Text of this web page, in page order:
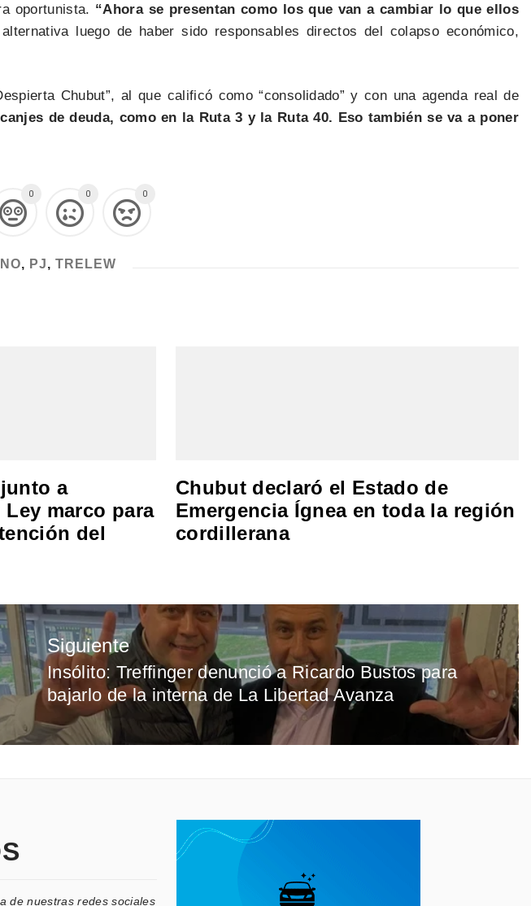
oportunista. “Ahora se presentan como los que van a cambiar lo que ellos
luego de haber sido responsables directos del colapso económico,
Chubut”, al que calificó como “consolidado” y con una agenda real de
de deuda, como en la Ruta 3 y la Ruta 40. Eso también se va a poner
0 0 0
, PJ, TRELEW
a
marco para
del
Chubut declaró el Estado de
Emergencia Ígnea en toda la región
cordillerana
Siguiente
Entrada
siguiente:
Insólito: Treffinger denunció a Ricardo Bustos para
bajarlo de la interna de La Libertad Avanza
de nuestras redes sociales